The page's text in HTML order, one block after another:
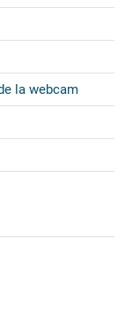
la webcam